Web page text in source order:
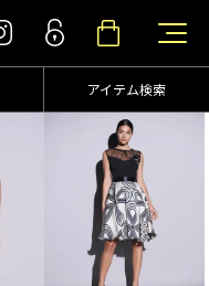
アイテム検索